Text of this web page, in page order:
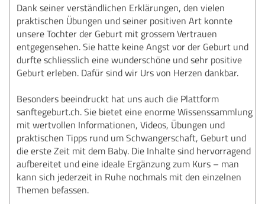
Dank seiner verständlichen Erklärungen, den vielen
praktischen Übungen und seiner positiven Art konnte
unsere Tochter der Geburt mit grossem Vertrauen
entgegensehen. Sie hatte keine Angst vor der Geburt und
durfte schliesslich eine wunderschöne und sehr positive
Geburt erleben. Dafür sind wir Urs von Herzen dankbar.
Besonders beeindruckt hat uns auch die Plattform
sanftegeburt.ch. Sie bietet eine enorme Wissenssammlung
mit wertvollen Informationen, Videos, Übungen und
praktischen Tipps rund um Schwangerschaft, Geburt und
die erste Zeit mit dem Baby. Die Inhalte sind hervorragend
aufbereitet und eine ideale Ergänzung zum Kurs – man
kann sich jederzeit in Ruhe nochmals mit den einzelnen
Themen befassen.